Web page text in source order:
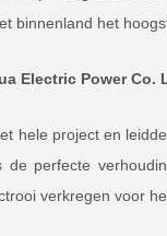
binnenland het
Electric Power
hele project en
de perfecte
verkregen voor